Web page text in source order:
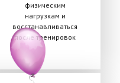
физическим
нагрузкам и
восстанавливаться
после тренировок